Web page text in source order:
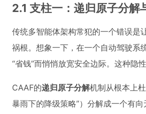
2.1 支柱一：递归原子分解
传统多智能体架构常犯的一个错误是
祸根。想象一下，在一个自动驾驶系
“省钱”而悄悄放宽安全边际。这种隐
CAAF的递归原子分解机制从根本上
暴雨下的降级策略”）分解成一个有